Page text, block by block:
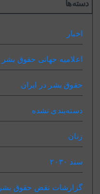
دسته‌ها
اخبار
اعلاميه جهانی حقوق بشر
حقوق بشر در ایران
دسته‌بندی نشده
زنان
سند ٢٠٣٠
گزارشات نقض حقوق بشر